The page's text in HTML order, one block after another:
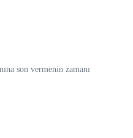
son vermenin zamanı